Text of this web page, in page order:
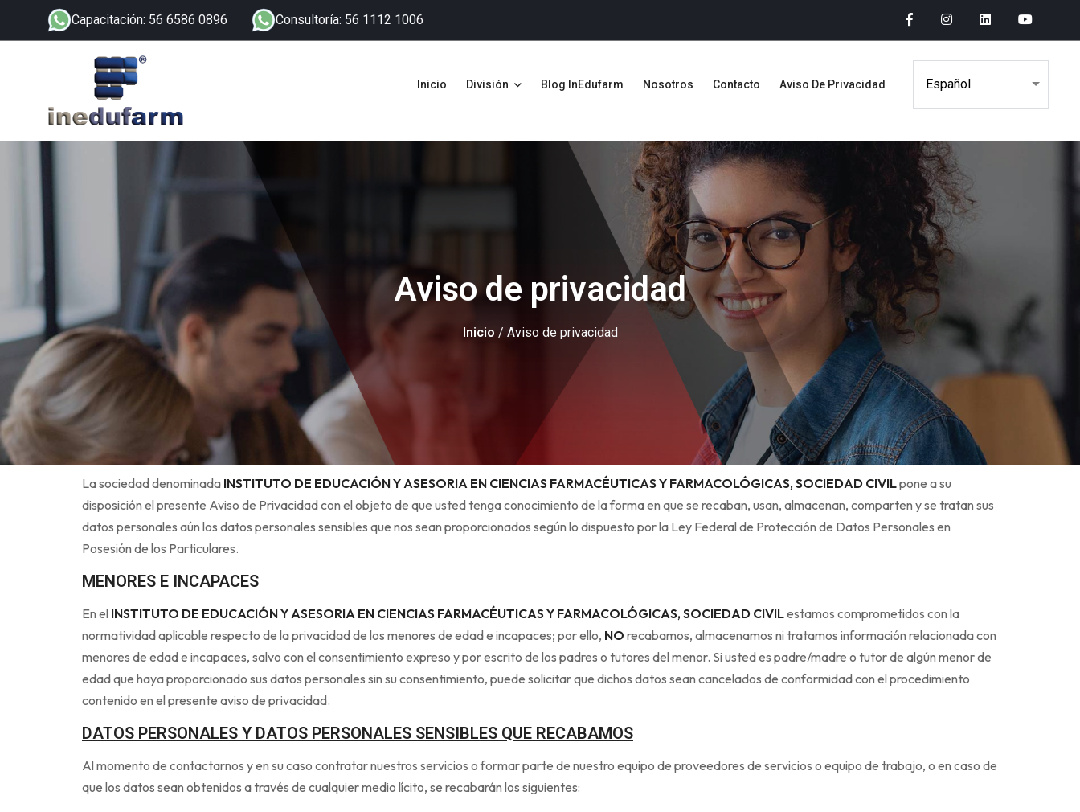
Capacitación: 56 6586 0896 Consultoría: 56 1112 1006
Inicio División Blog InEdufarm Nosotros Contacto Aviso De Privacidad
Aviso de privacidad
Inicio / Aviso de privacidad
La sociedad denominada INSTITUTO DE EDUCACIÓN Y ASESORIA EN CIENCIAS FARMACÉUTICAS Y FARMACOLÓGICAS, SOCIEDAD CIVILpone a su
disposición el presente Aviso de Privacidad con el objeto de que usted tenga conocimiento de la forma en que se recaban, usan, almacenan, comparten y se tratan sus
datos personales aún los datos personales sensibles que nos sean proporcionados según lo dispuesto por la Ley Federal de Protección de Datos Personales en
Posesión de los Particulares.
MENORES E INCAPACES
En el INSTITUTO DE EDUCACIÓN Y ASESORIA EN CIENCIAS FARMACÉUTICAS Y FARMACOLÓGICAS, SOCIEDAD CIVILestamos comprometidos con la
normatividad aplicable respecto de la privacidad de los menores de edad e incapaces; por ello, NO recabamos, almacenamos ni tratamos información relacionada con
menores de edad e incapaces, salvo con el consentimiento expreso y por escrito de los padres o tutores del menor. Si usted es padre/madre o tutor de algún menor de
edad que haya proporcionado sus datos personales sin su consentimiento, puede solicitar que dichos datos sean cancelados de conformidad con el procedimiento
contenido en el presente aviso de privacidad.
DATOS PERSONALES Y DATOS PERSONALES SENSIBLES QUE RECABAMOS
Al momento de contactarnos y en su caso contratar nuestros servicios o formar parte de nuestro equipo de proveedores de servicios o equipo de trabajo, o en caso de
que los datos sean obtenidos a través de cualquier medio lícito, se recabarán los siguientes: